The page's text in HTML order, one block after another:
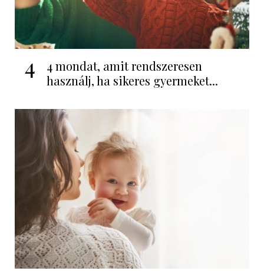
4
4 mondat, amit rendszeresen
használj, ha sikeres gyermeket...